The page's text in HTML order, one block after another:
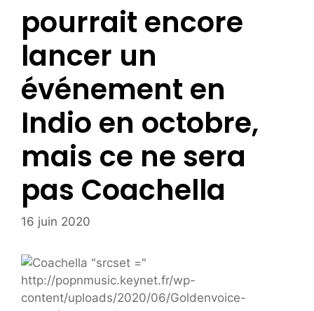
pourrait encore
lancer un
événement en
Indio en octobre,
mais ce ne sera
pas Coachella
16 juin 2020